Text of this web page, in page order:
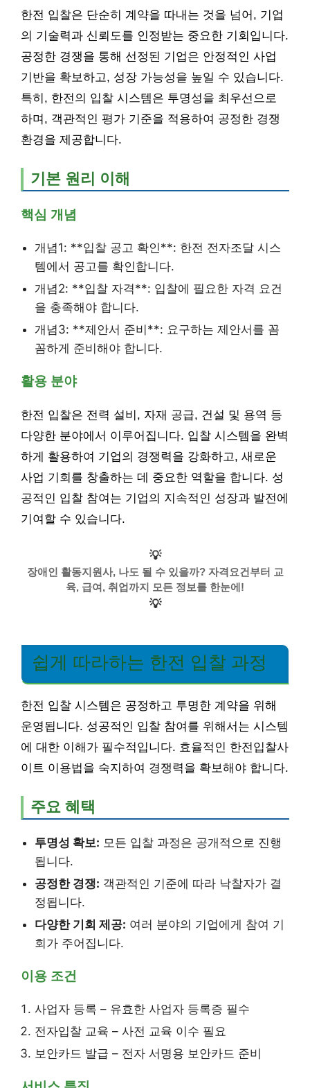
한전 입찰은 단순히 계약을 따내는 것을 넘어, 기업
의 기술력과 신뢰도를 인정받는 중요한 기회입니다.
공정한 경쟁을 통해 선정된 기업은 안정적인 사업
기반을 확보하고, 성장 가능성을 높일 수 있습니다.
특히, 한전의 입찰 시스템은 투명성을 최우선으로
하며, 객관적인 평가 기준을 적용하여 공정한 경쟁
환경을 제공합니다.
기본 원리 이해
핵심 개념
개념1: **입찰 공고 확인**: 한전 전자조달 시스
템에서 공고를 확인합니다.
개념2: **입찰 자격**: 입찰에 필요한 자격 요건
을 충족해야 합니다.
개념3: **제안서 준비**: 요구하는 제안서를 꼼
꼼하게 준비해야 합니다.
활용 분야
한전 입찰은 전력 설비, 자재 공급, 건설 및 용역 등
다양한 분야에서 이루어집니다. 입찰 시스템을 완벽
하게 활용하여 기업의 경쟁력을 강화하고, 새로운
사업 기회를 창출하는 데 중요한 역할을 합니다. 성
공적인 입찰 참여는 기업의 지속적인 성장과 발전에
기여할 수 있습니다.
💡
장애인 활동지원사, 나도 될 수 있을까? 자격요건부터 교
육, 급여, 취업까지 모든 정보를 한눈에!
💡
쉽게 따라하는 한전 입찰 과정
한전 입찰 시스템은 공정하고 투명한 계약을 위해
운영됩니다. 성공적인 입찰 참여를 위해서는 시스템
에 대한 이해가 필수적입니다. 효율적인 한전입찰사
이트 이용법을 숙지하여 경쟁력을 확보해야 합니다.
주요 혜택
투명성 확보: 모든 입찰 과정은 공개적으로 진행
됩니다.
공정한 경쟁: 객관적인 기준에 따라 낙찰자가 결
정됩니다.
다양한 기회 제공: 여러 분야의 기업에게 참여 기
회가 주어집니다.
이용 조건
사업자 등록 – 유효한 사업자 등록증 필수
전자입찰 교육 – 사전 교육 이수 필요
보안카드 발급 – 전자 서명용 보안카드 준비